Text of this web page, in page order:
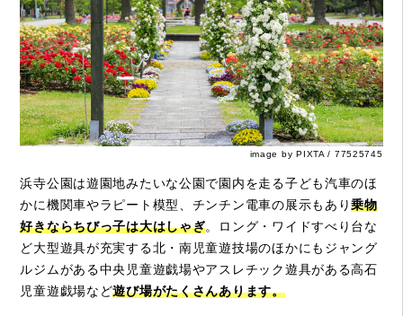
image by PIXTA / 77525745
浜寺公園は遊園地みたいな公園で園内を走る子ども汽車のほ
かに機関車やラピート模型、チンチン電車の展示もあり乗物
好きならちびっ子は大はしゃぎ。ロング・ワイドすべり台な
ど大型遊具が充実する北・南児童遊技場のほかにもジャング
ルジムがある中央児童遊戯場やアスレチック遊具がある高石
児童遊戯場など遊び場がたくさんあります。